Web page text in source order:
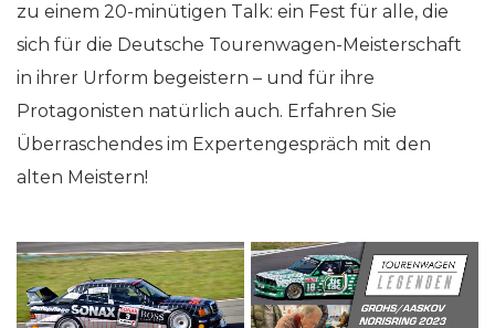
zu einem 20-minütigen Talk: ein Fest für alle, die
sich für die Deutsche Tourenwagen-Meisterschaft
in ihrer Urform begeistern – und für ihre
Protagonisten natürlich auch. Erfahren Sie
Überraschendes im Expertengespräch mit den
alten Meistern!